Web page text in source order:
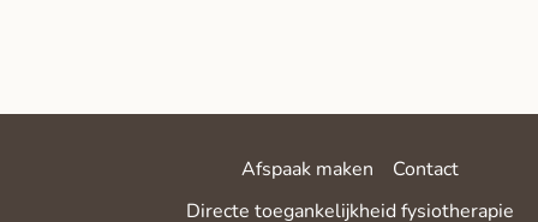
Afspaak maken
Contact
Directe toegankelijkheid fysiotherapie